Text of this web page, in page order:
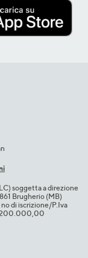
soggetta a direzione
Brugherio (MB)​
di iscrizione/P.Iva